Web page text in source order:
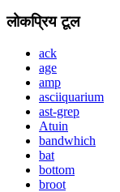
लोकप्रिय टूल
ack
age
amp
asciiquarium
ast-grep
Atuin
bandwhich
bat
bottom
broot